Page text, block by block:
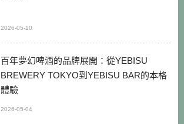
2026-05-10
百年夢幻啤酒的品牌展開：從YEBISU
BREWERY TOKYO到YEBISU BAR的本格
體驗
2026-05-04